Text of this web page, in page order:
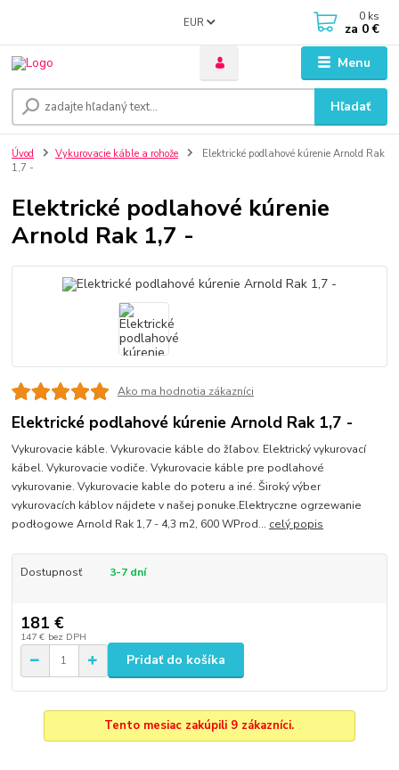
Menu
EUR
Hľadať
0 ks
za 0 €
Úvod Vykurovacie káble a rohože
Elektrické podlahové kúrenie Arnold Rak
1,7 -
Elektrické podlahové kúrenie
Arnold Rak 1,7 -
Ako ma hodnotia zákazníci
Elektrické podlahové kúrenie Arnold Rak 1,7 -
Vykurovacie káble. Vykurovacie káble do žľabov. Elektrický vykurovací
kábel. Vykurovacie vodiče. Vykurovacie káble pre podlahové
vykurovanie. Vykurovacie kable do poteru a iné. Široký výber
vykurovacích káblov nájdete v našej ponuke.Elektryczne ogrzewanie
podłogowe Arnold Rak 1,7 - 4,3 m2, 600 WProd... celý popis
Dostupnosť 3-7 dní
181 €
147 € bez DPH
Pridať do košíka
Tento mesiac zakúpili 9 zákazníci.